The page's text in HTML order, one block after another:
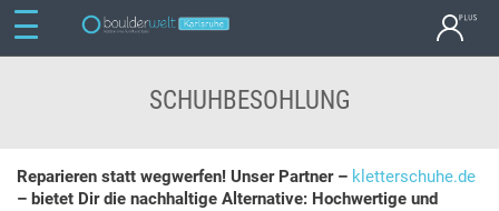
SCHUHBESOHLUNG
Reparieren statt wegwerfen! Unser Partner – kletterschuhe.de
– bietet Dir die nachhaltige Alternative: Hochwertige und